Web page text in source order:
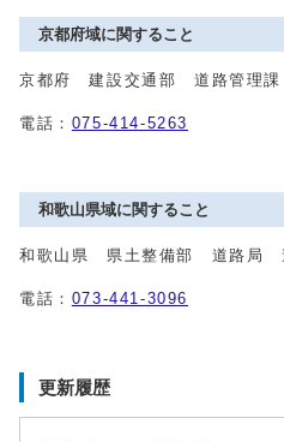
京都府域に関すること
京都府 建設交通部 道路管理
電話： 075-414-5263
和歌山県域に関すること
和歌山県 県土整備部 道路局
電話： 073-441-3096
更新履歴